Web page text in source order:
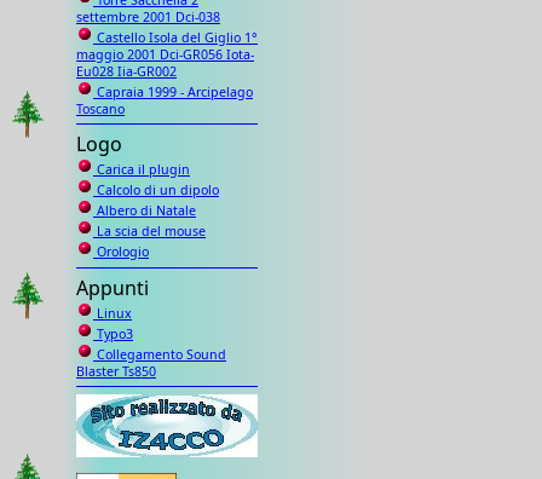
settembre 2001 Dci-038
Castello Isola del Giglio 1°
maggio 2001 Dci-GR056 Iota-
Eu028 Iia-GR002
Capraia 1999 - Arcipelago
Toscano
Logo
Carica il plugin
Calcolo di un dipolo
Albero di Natale
La scia del mouse
Orologio
Appunti
Linux
Typo3
Collegamento Sound
Blaster Ts850